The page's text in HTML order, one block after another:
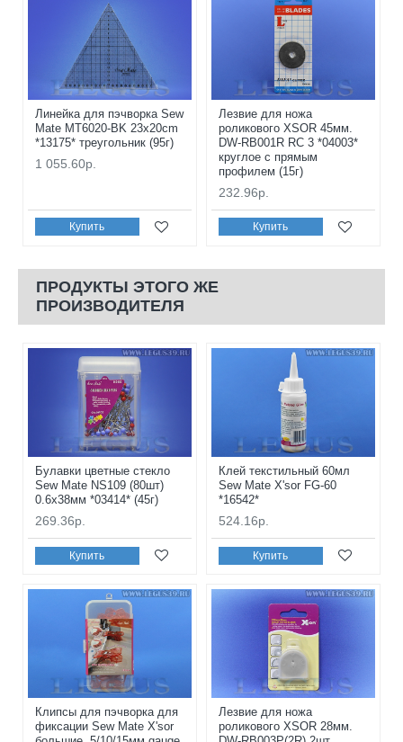
Линейка для пэчворка Sew
Mate MT6020-BK 23x20cm
*13175* треугольник (95г)
1 055.60р.
Купить
Лезвие для ножа
роликового XSOR 45мм.
DW-RB001R RC 3 *04003*
круглое с прямым
профилем (15г)
232.96р.
Купить
ПРОДУКТЫ ЭТОГО ЖЕ
ПРОИЗВОДИТЕЛЯ
Булавки цветные стекло
Sew Mate NS109 (80шт)
0.6x38мм *03414* (45г)
269.36р.
Купить
Клей текстильный 60мл
Sew Mate X'sor FG-60
*16542*
524.16р.
Купить
Клипсы для пэчворка для
фиксации Sew Mate X'sor
Лезвие для ножа
роликового XSOR 28мм.